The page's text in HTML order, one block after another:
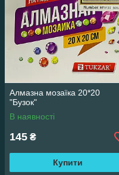
Алмазна мозаїка 20*20
"Бузок"
В наявності
145 ₴
Купити